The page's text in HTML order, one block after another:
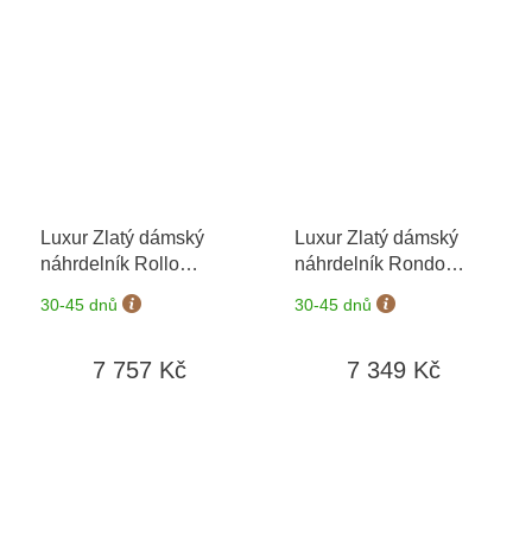
Luxur Zlatý dámský
náhrdelník Rollo
1441230-0-45-0
30-45 dnů
7 757 Kč
Luxur Zlatý dámský
náhrdelník Rondo
1441229-0-45-0
možnost výměny do 90
30-45 dnů
7 349 Kč